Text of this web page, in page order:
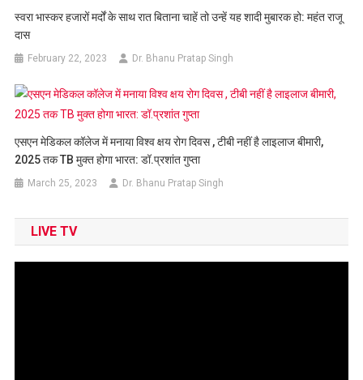
स्वरा भास्कर हजारों मर्दों के साथ रात बिताना चाहें तो उन्हें यह शादी मुबारक हो: महंत राजू
दास
February 22, 2023 Dr. Bhanu Pratap Singh
एसएन मेडिकल कॉलेज में मनाया विश्व क्षय रोग दिवस , टीबी नहीं है लाइलाज बीमारी,
2025 तक TB मुक्त होगा भारत: डॉ.प्रशांत गुप्ता
March 25, 2023 Dr. Bhanu Pratap Singh
LIVE TV